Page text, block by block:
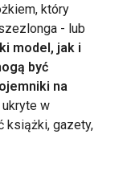
który
- lub
model, jak i
być
na
w
książki, gazety,